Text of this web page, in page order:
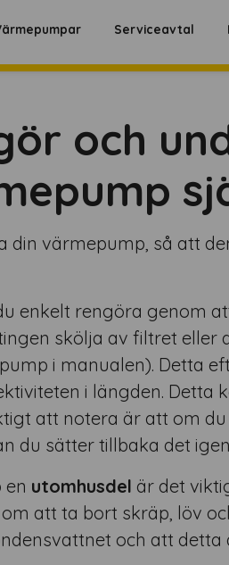
Serviceavtal
och
din värmepump, så att
enkelt rengöra genom
skölja av filtret eller
i manualen). Detta
i längden. Detta
att notera är att om
du sätter tillbaka det
en utomhusdel är det
att ta bort skräp, löv
och att detta